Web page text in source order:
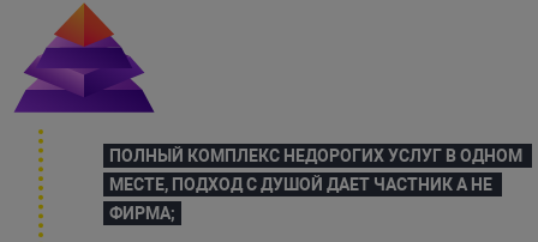
ПОЛНЫЙ КОМПЛЕКС НЕДОРОГИХ УСЛУГ В ОДНОМ
МЕСТЕ, ПОДХОД С ДУШОЙ ДАЕТ ЧАСТНИК А НЕ
ФИРМА;